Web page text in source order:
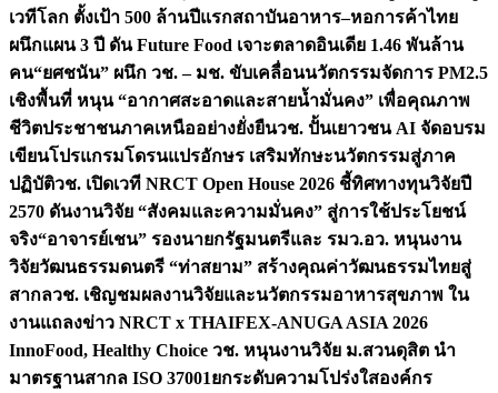
เวทีโลก ตั้งเป้า 500 ล้านปีแรกสถาบันอาหาร–หอการค้าไทย
ผนึกแผน 3 ปี ดัน Future Food เจาะตลาดอินเดีย 1.46 พันล้าน
คน“ยศชนัน” ผนึก วช. – มช. ขับเคลื่อนนวัตกรรมจัดการ PM2.5
เชิงพื้นที่ หนุน “อากาศสะอาดและสายน้ำมั่นคง” เพื่อคุณภาพ
ชีวิตประชาชนภาคเหนืออย่างยั่งยืนวช. ปั้นเยาวชน AI จัดอบรม
เขียนโปรแกรมโดรนแปรอักษร เสริมทักษะนวัตกรรมสู่ภาค
ปฏิบัติวช. เปิดเวที NRCT Open House 2026 ชี้ทิศทางทุนวิจัยปี
2570 ดันงานวิจัย “สังคมและความมั่นคง” สู่การใช้ประโยชน์
จริง“อาจารย์เชน” รองนายกรัฐมนตรีและ รมว.อว. หนุนงาน
วิจัยวัฒนธรรมดนตรี “ท่าสยาม” สร้างคุณค่าวัฒนธรรมไทยสู่
สากลวช. เชิญชมผลงานวิจัยและนวัตกรรมอาหารสุขภาพ ใน
งานแถลงข่าว NRCT x THAIFEX-ANUGA ASIA 2026
InnoFood, Healthy Choice วช. หนุนงานวิจัย ม.สวนดุสิต นำ
มาตรฐานสากล ISO 37001ยกระดับความโปร่งใสองค์กร